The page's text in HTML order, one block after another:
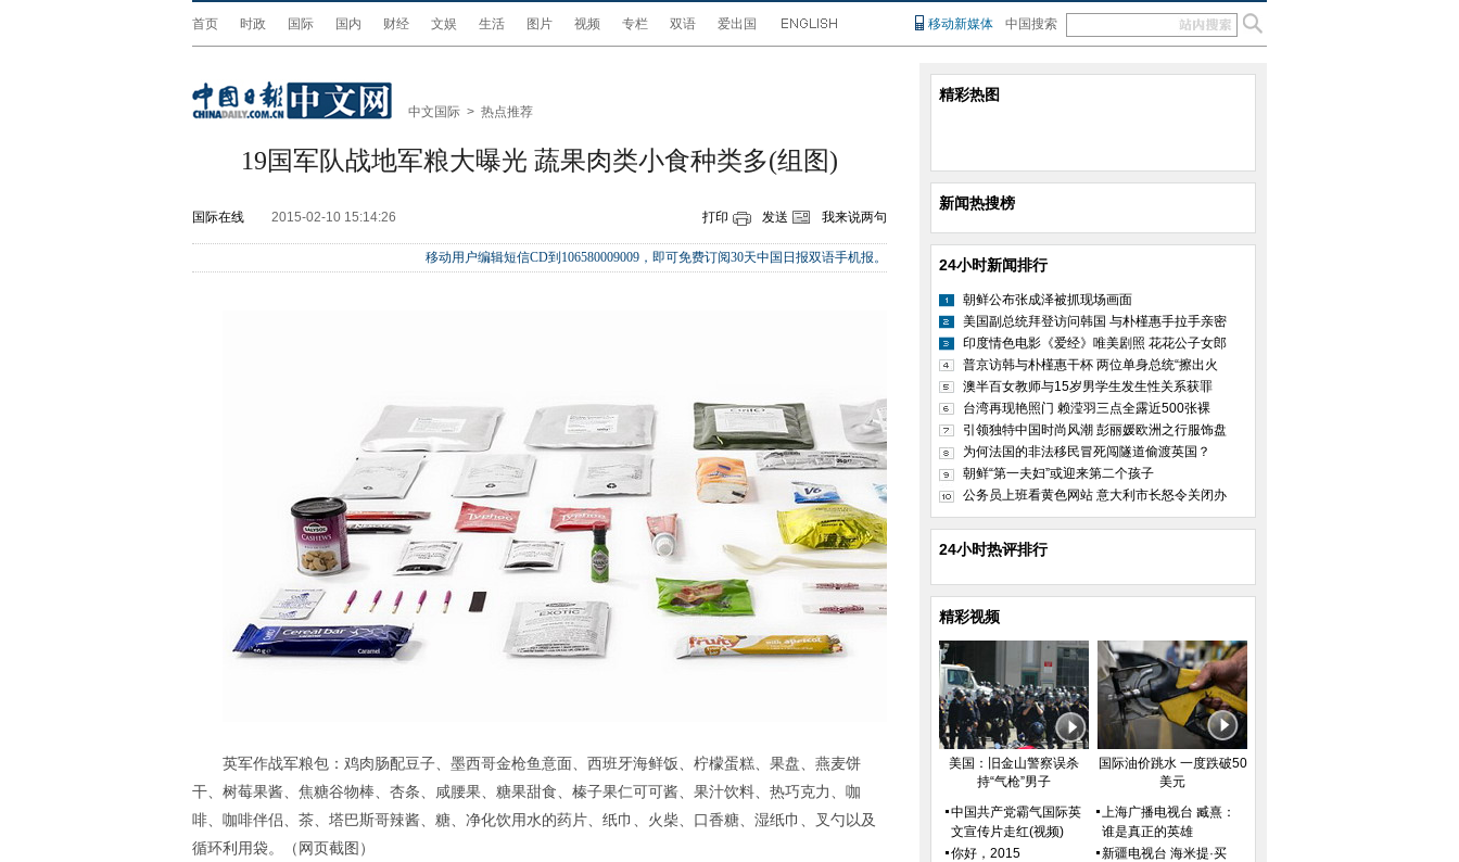
首页 时政 国际 国内 财经 文娱 生活 图片 视频 专栏 双语 爱出国 移动新媒体 中国搜索
中文国际 > 热点推荐
19国军队战地军粮大曝光 蔬果肉类小食种类多(组图)
国际在线 2015-02-10 15:14:26 打印 发送 我来说两句
移动用户编辑短信CD到106580009009，即可免费订阅30天中国日报双语手机报。
英军作战军粮包：鸡肉肠配豆子、墨西哥金枪鱼意面、西班牙海鲜饭、柠檬蛋糕、果盘、燕麦饼
干、树莓果酱、焦糖谷物棒、杏条、咸腰果、糖果甜食、榛子果仁可可酱、果汁饮料、热巧克力、咖
啡、咖啡伴侣、茶、塔巴斯哥辣酱、糖、净化饮用水的药片、纸巾、火柴、口香糖、湿纸巾、叉勺以及
循环利用袋。（网页截图）
精彩热图
新闻热搜榜
24小时新闻排行
朝鲜公布张成泽被抓现场画面
美国副总统拜登访问韩国 与朴槿惠手拉手亲密
印度情色电影《爱经》唯美剧照 花花公子女郎
普京访韩与朴槿惠干杯 两位单身总统“擦出火
澳半百女教师与15岁男学生发生性关系获罪
台湾再现艳照门 赖滢羽三点全露近500张裸
引领独特中国时尚风潮 彭丽媛欧洲之行服饰盘
为何法国的非法移民冒死闯隧道偷渡英国？
朝鲜“第一夫妇”或迎来第二个孩子
公务员上班看黄色网站 意大利市长怒令关闭办
24小时热评排行
精彩视频
美国：旧金山警察误杀
持“气枪”男子
国际油价跳水 一度跌破50
美元
中国共产党霸气国际英
文宣传片走红(视频)
你好，2015
上海广播电视台 臧熹：
谁是真正的英雄
新疆电视台 海米提·买